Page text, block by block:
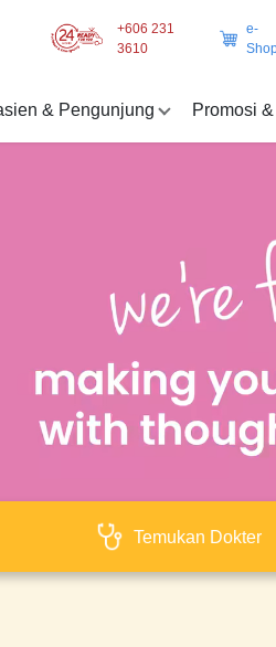
+606 231
3610
e-
& Pengunjung Promosi
Temukan Dokter